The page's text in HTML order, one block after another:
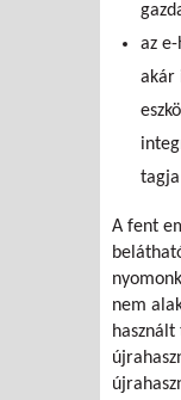
az
akár
A fent
nem